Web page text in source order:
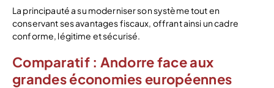
La principauté a su moderniser son système tout en
conservant ses avantages fiscaux, offrant ainsi un cadre
conforme, légitime et sécurisé.
Comparatif : Andorre face aux
grandes économies européennes